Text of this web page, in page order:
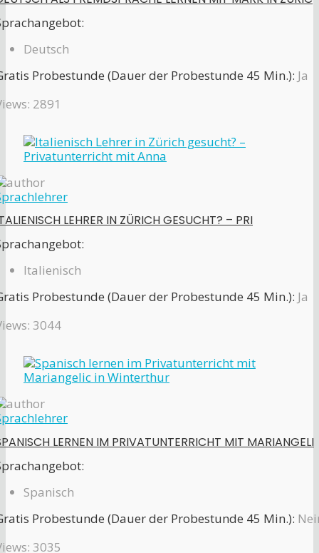
Deutsch
Probestunde (Dauer der Probestunde 45 Min.): Ja
2891
LEHRER IN ZÜRICH GESUCHT? – PRI
Italienisch
Probestunde (Dauer der Probestunde 45 Min.): Ja
3044
LERNEN IM PRIVATUNTERRICHT MIT MARIANGELI
Spanisch
Probestunde (Dauer der Probestunde 45 Min.):
3035